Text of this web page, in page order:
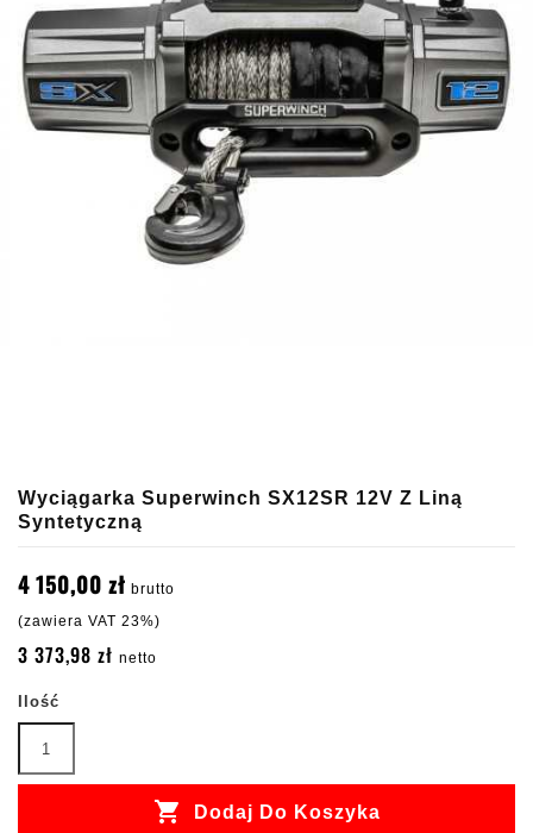
Wyciągarka Superwinch SX12SR 12V Z Liną
Syntetyczną
4 150,00 zł brutto
(zawiera VAT 23%)
3 373,98 zł netto
Ilość
 Dodaj Do Koszyka